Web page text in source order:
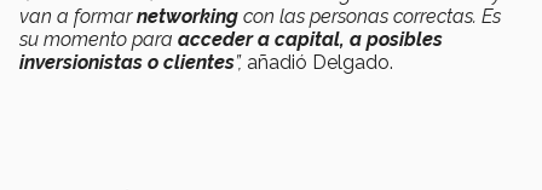
van a formarnetworking con las personas correctas. Es
su momento para acceder a capital, a posibles
inversionistas o clientes”, añadió Delgado.